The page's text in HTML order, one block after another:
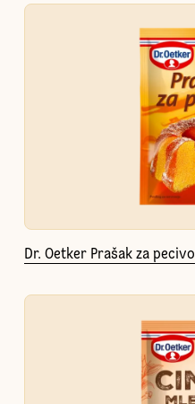
Dr. Oetker Prašak za pecivo